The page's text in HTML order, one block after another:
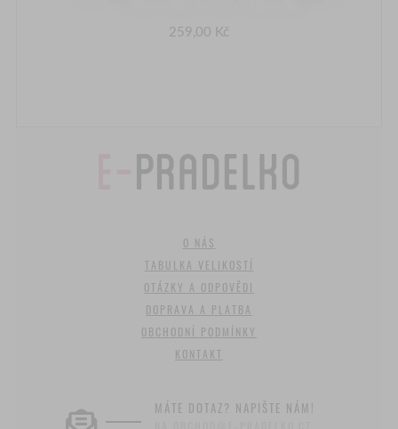
259,00 Kč
O NÁS
TABULKA VELIKOSTÍ
OTÁZKY A ODPOVĚDI
DOPRAVA A PLATBA
OBCHODNÍ PODMÍNKY
KONTAKT
MÁTE DOTAZ? NAPIŠTE NÁM!